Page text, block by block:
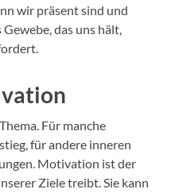
wir präsent sind und
das uns hält,
Für manche
für andere inneren
Motivation ist der
Ziele treibt. Sie kann